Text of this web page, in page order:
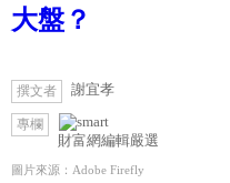
大盤？
撰文者 謝宜孝
專欄
財富網編輯嚴選
圖片來源：Adobe Firefly